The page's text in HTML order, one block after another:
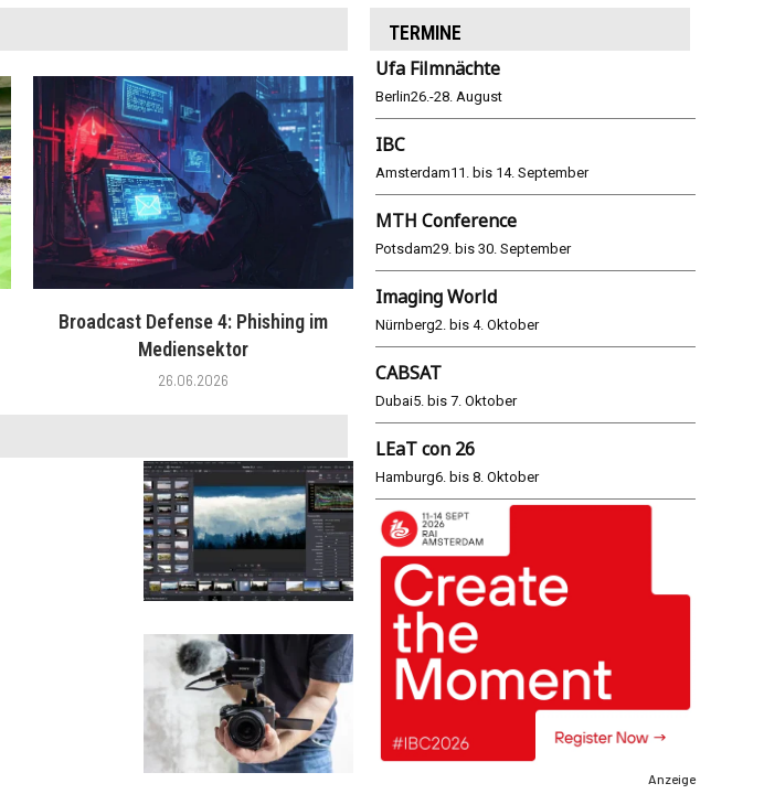
Broadcast Defense 4: Phishing im
Mediensektor
26.06.2026
WM 2026: ARD und ZDF im Remote-
Modus
TERMINE
Ufa Filmnächte
Berlin26.-28. August
IBC
Amsterdam11. bis 14. September
MTH Conference
Potsdam29. bis 30. September
Imaging World
Nürnberg2. bis 4. Oktober
CABSAT
Dubai5. bis 7. Oktober
LEaT con 26
Hamburg6. bis 8. Oktober
Anzeige